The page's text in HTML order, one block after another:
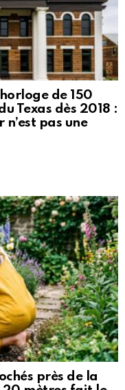
de 150
Texas dès 2018 :
pas une
près de la